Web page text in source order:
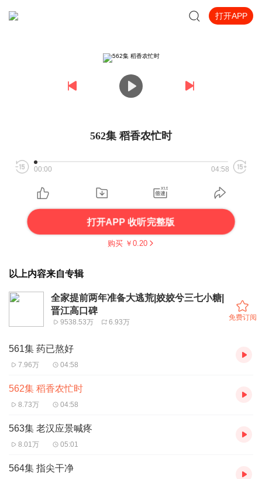
打开APP
562集 稻香农忙时
00:00 04:58
打开APP 收听完整版
购买 ￥ 0.20
以上内容来自专辑
全家提前两年准备大逃荒|姣姣兮三七小糖|
晋江高口碑
9538.53万 6.93万
免费订阅
561集 药已熬好
7.96万 04:58
562集 稻香农忙时
8.73万 04:58
563集 老汉应景喊疼
8.01万 05:01
564集 指尖干净